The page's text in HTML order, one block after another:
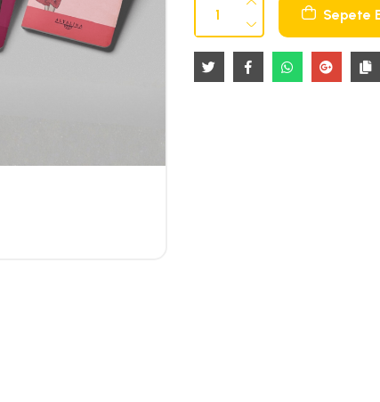
Sepete